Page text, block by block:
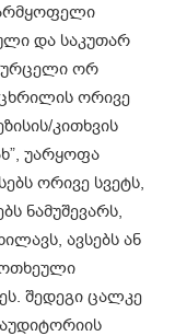
და საკუთარ
ორ
ორივე
კითხვის
უარყოფა
ორივე სვეტს,
ნამუშევარს,
ავსებს ან
შედეგი ცალკე